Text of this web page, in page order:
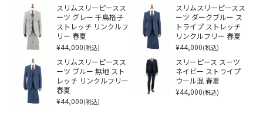
スリムスリーピースス
ーツ グレー 千鳥格子
ストレッチ リンクルフ
リー 春夏
¥44,000(税込)
スリムスリーピースス
ーツ ダークブルー ス
トライプ ストレッチ
リンクルフリー 春夏
¥44,000(税込)
スリムスリーピースス
ーツ ブルー 無地 スト
レッチ リンクルフリー
春夏
¥44,000(税込)
スリーピース スーツ
ネイビー ストライプ
ウール混 春夏
¥44,000(税込)